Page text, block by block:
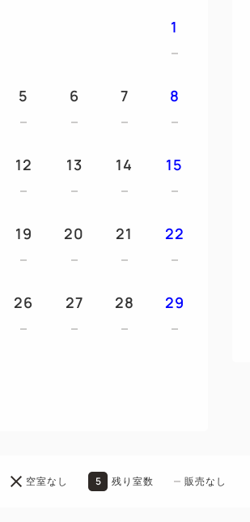
TV
無料
1
5 6 7 8
12 13 14 15
19 20 21 22
26 27 28 29
空室なし 5 残り室数 販売なし